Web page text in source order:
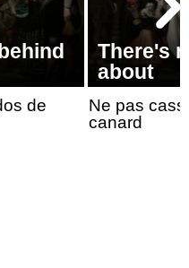
COLORS
de
There's
about
Ne pas
canard